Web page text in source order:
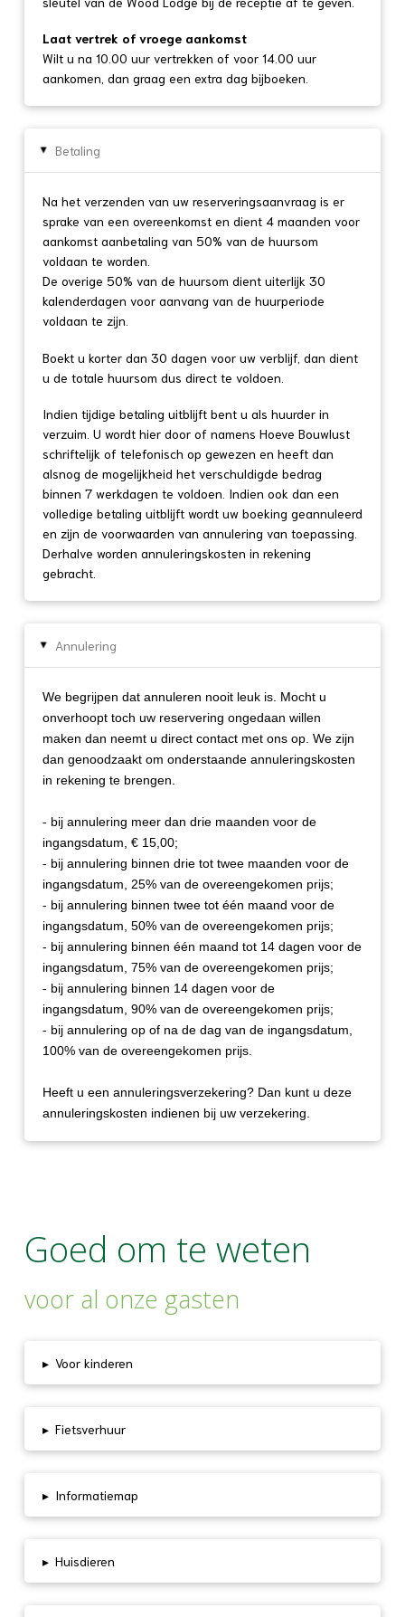
Laat vertrek of vroege aankomst
Wilt u na 10.00 uur vertrekken of voor 14.00 uur
aankomen, dan graag een extra dag bijboeken.
▸ Betaling
Na het verzenden van uw reserveringsaanvraag is er
sprake van een overeenkomst en dient 4 maanden voor
aankomst aanbetaling van 50% van de huursom
voldaan te worden.
De overige 50% van de huursom dient uiterlijk 30
kalenderdagen voor aanvang van de huurperiode
voldaan te zijn.
Boekt u korter dan 30 dagen voor uw verblijf, dan dient
u de totale huursom dus direct te voldoen.
Indien tijdige betaling uitblijft bent u als huurder in
verzuim. U wordt hier door of namens Hoeve Bouwlust
schriftelijk of telefonisch op gewezen en heeft dan
alsnog de mogelijkheid het verschuldigde bedrag
binnen 7 werkdagen te voldoen. Indien ook dan een
volledige betaling uitblijft wordt uw boeking geannuleerd
en zijn de voorwaarden van annulering van toepassing.
Derhalve worden annuleringskosten in rekening
gebracht.
▸ Annulering
We begrijpen dat annuleren nooit leuk is. Mocht u
onverhoopt toch uw reservering ongedaan willen
maken dan neemt u direct contact met ons op. We zijn
dan genoodzaakt om onderstaande annuleringskosten
in rekening te brengen.
- bij annulering meer dan drie maanden voor de
ingangsdatum, € 15,00;
- bij annulering binnen drie tot twee maanden voor de
ingangsdatum, 25% van de overeengekomen prijs;
- bij annulering binnen twee tot één maand voor de
ingangsdatum, 50% van de overeengekomen prijs;
- bij annulering binnen één maand tot 14 dagen voor de
ingangsdatum, 75% van de overeengekomen prijs;
- bij annulering binnen 14 dagen voor de
ingangsdatum, 90% van de overeengekomen prijs;
- bij annulering op of na de dag van de ingangsdatum,
100% van de overeengekomen prijs.
Heeft u een annuleringsverzekering? Dan kunt u deze
annuleringskosten indienen bij uw verzekering.
Goed om te weten
voor al onze gasten
▸ Voor kinderen
▸ Fietsverhuur
▸ Informatiemap
▸ Huisdieren